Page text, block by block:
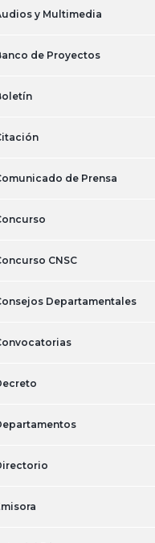
y Multimedia
de Proyectos
de Prensa
CNSC
Departamentales